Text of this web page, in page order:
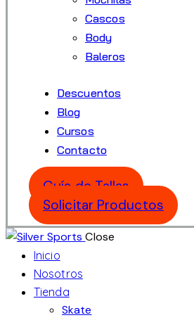
Cascos
Body
Baleros
Descuentos
Blog
Cursos
Contacto
Guía de Tallas
Solicitar Productos
Close
Inicio
Nosotros
Tienda
Skate